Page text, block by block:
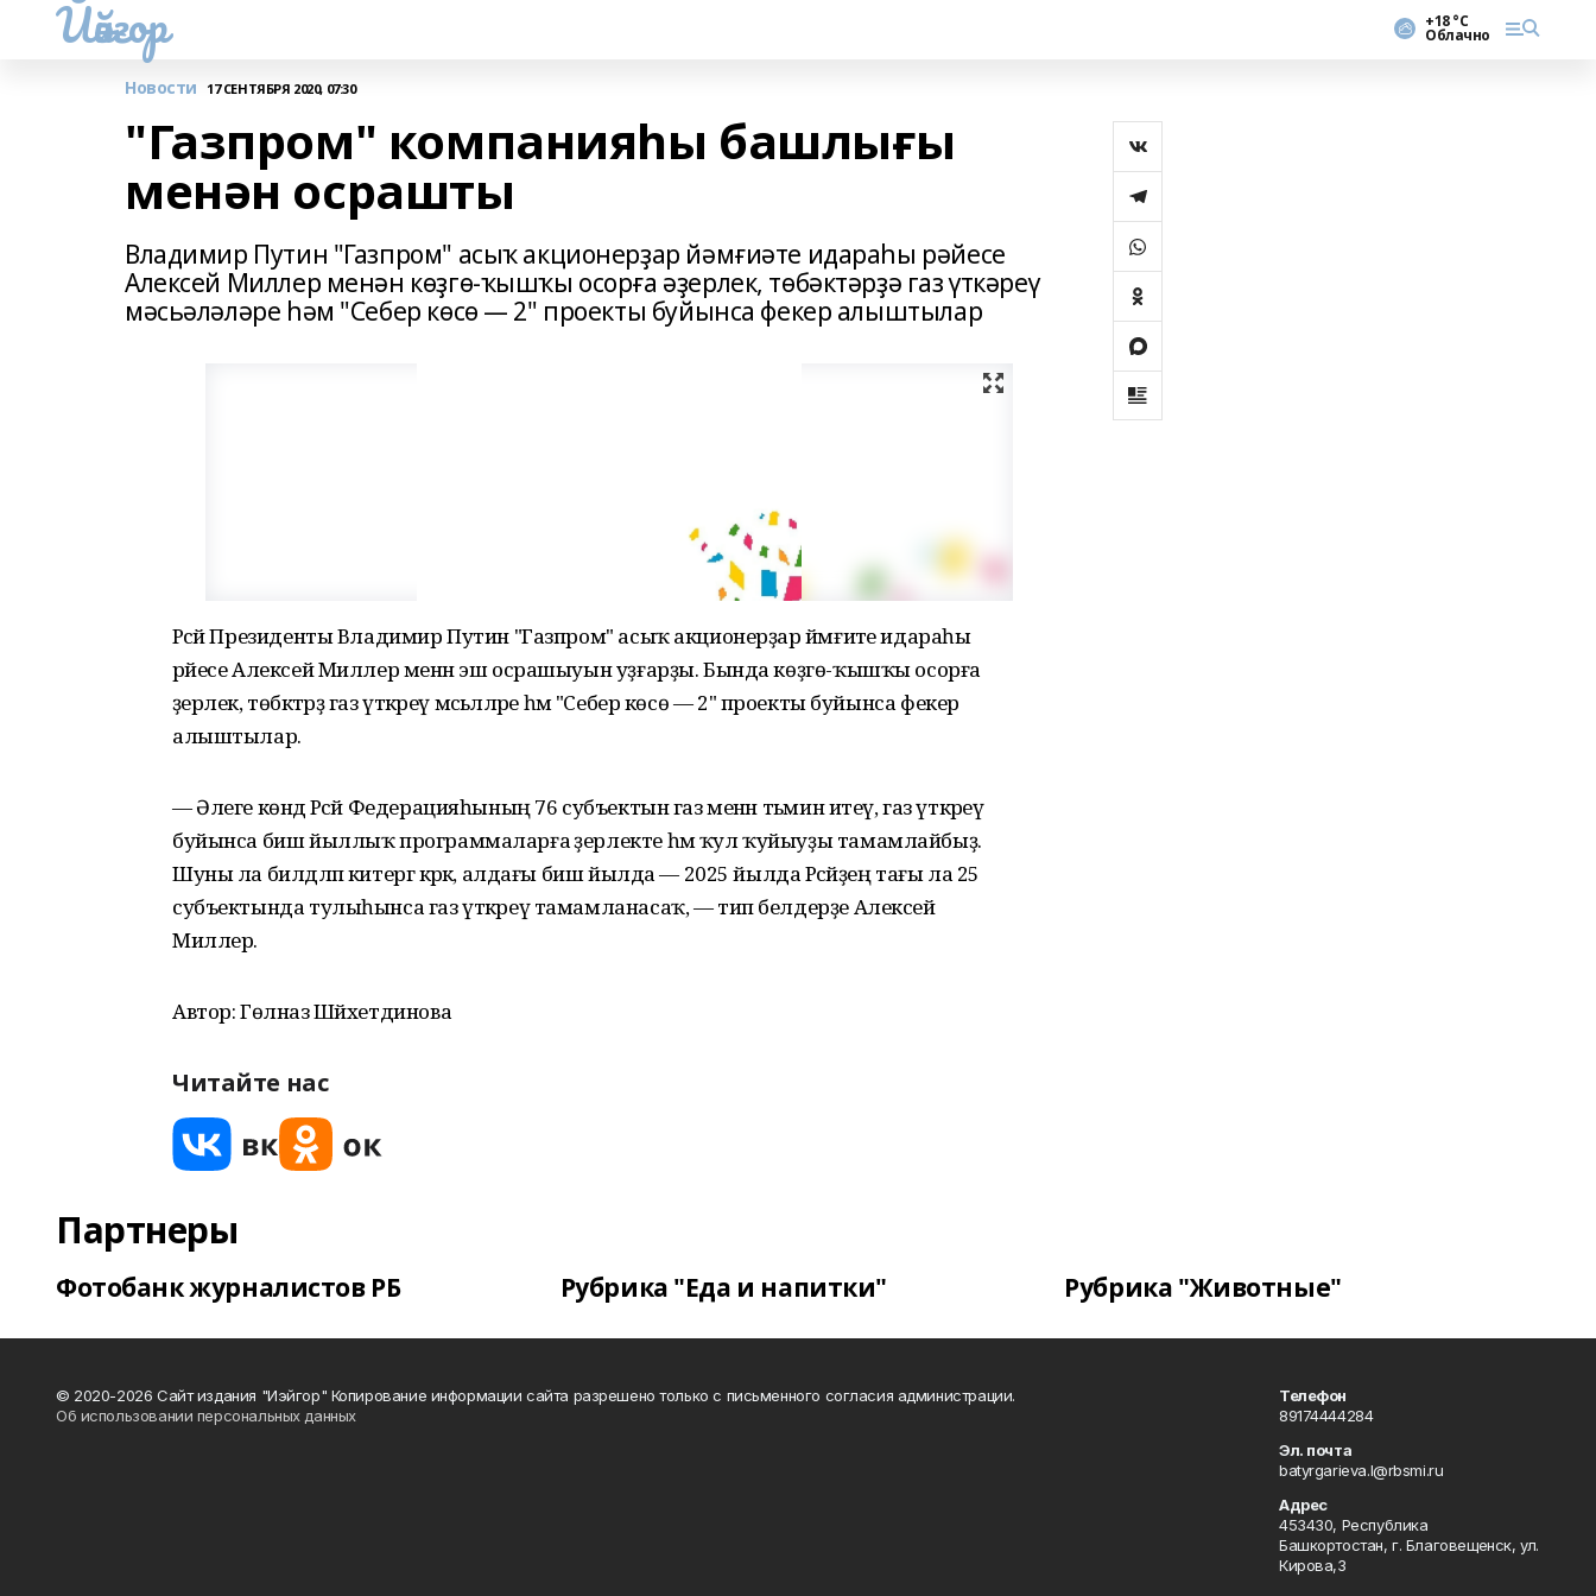
Йәйғор +18 °С
Облачно
Новости 17 СЕНТЯБРЯ 2020, 07:30
"Газпром" компанияһы башлығы
менән осрашты
Владимир Путин "Газпром" асыҡ акционерҙар йәмғиәте идараһы рәйесе
Алексей Миллер менән көҙгө-ҡышҡы осорға әҙерлек, төбәктәрҙә газ үткәреү
мәсьәләләре һәм "Себер көсө — 2" проекты буйынса фекер алыштылар
Рәсәй Президенты Владимир Путин "Газпром" асыҡ акционерҙар йәмғиәте идараһы
рәйесе Алексей Миллер менән эш осрашыуын уҙғарҙы. Бында көҙгө-ҡышҡы осорға
әҙерлек, төбәктәрҙә газ үткәреү мәсьәләләре һәм "Себер көсө — 2" проекты буйынса фекер
алыштылар.
— Әлеге көндә Рәсәй Федерацияһының 76 субъектын газ менән тәьмин итеү, газ үткәреү
буйынса биш йыллыҡ программаларға әҙерлекте һәм ҡул ҡуйыуҙы тамамлайбыҙ.
Шуны ла билдәләп китергә кәрәк, алдағы биш йылда — 2025 йылда Рәсәйҙең тағы ла 25
субъектында тулыһынса газ үткәреү тамамланасаҡ, — тип белдерҙе Алексей
Миллер.
Автор: Гөлназ Шәйхетдинова
Читайте нас
Партнеры
Фотобанк журналистов РБ Рубрика "Еда и напитки" Рубрика "Животные"
© 2020-2026 Сайт издания "Иэйгор" Копирование информации сайта разрешено только с письменного согласия администрации.
Об использовании персональных данных
Телефон
89174444284
Эл. почта
batyrgarieva.l@rbsmi.ru
Адрес
453430, Республика
Башкортостан, г. Благовещенск, ул.
Кирова,3